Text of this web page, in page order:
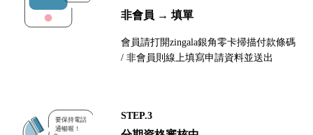
非會員 → 填單
會員請打開zingala銀角零卡掃描付款條碼
/ 非會員則線上填寫申請資料並送出
STEP.3